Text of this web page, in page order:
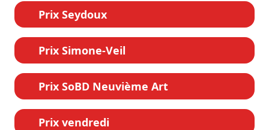
Prix Seydoux
Prix Simone-Veil
Prix SoBD Neuvième Art
Prix vendredi